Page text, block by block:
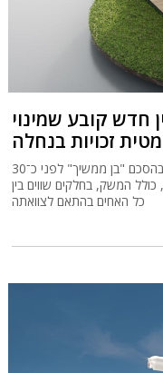
חדש קובע שמינוי
זכויות בנחלה
הבן טען כי נחלת ההורים הועברה לו במתנה בהסכם "בן ממשיך" לפני כ־30
המשק, בחלקים שווים בין
כל האחים בהתאם לצוואתה